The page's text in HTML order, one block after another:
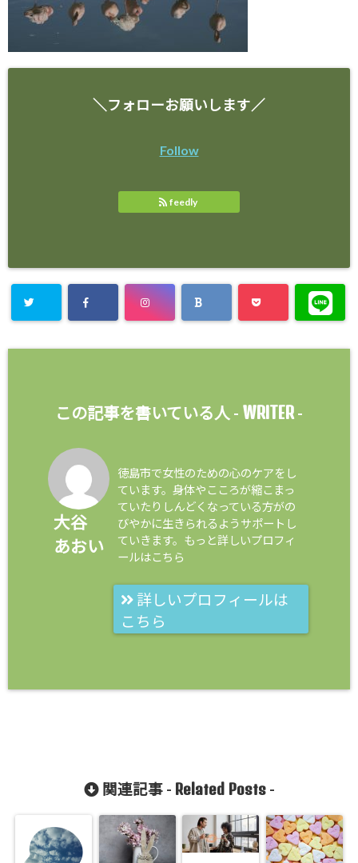
＼フォローお願いします／
Follow
feedly
この記事を書いている人 - WRITER -
大谷
あおい
徳島市で女性のための心のケアをし
ています。身体やこころが縮こまっ
ていたりしんどくなっている方がの
びやかに生きられるようサポートし
ていきます。もっと詳しいプロフィ
ールはこちら
詳しいプロフィールは
こちら
関連記事 - Related Posts-